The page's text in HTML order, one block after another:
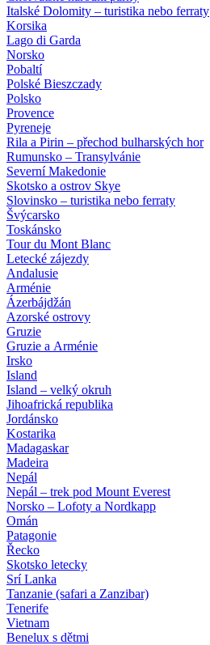
Italské Dolomity – turistika nebo ferraty
Korsika
Lago di Garda
Norsko
Pobaltí
Polské Bieszczady
Polsko
Provence
Pyreneje
Rila a Pirin – přechod bulharských hor
Rumunsko – Transylvánie
Severní Makedonie
Skotsko a ostrov Skye
Slovinsko – turistika nebo ferraty
Švýcarsko
Toskánsko
Tour du Mont Blanc
Letecké zájezdy
Andalusie
Arménie
Ázerbájdžán
Azorské ostrovy
Gruzie
Gruzie a Arménie
Irsko
Island
Island – velký okruh
Jihoafrická republika
Jordánsko
Kostarika
Madagaskar
Madeira
Nepál
Nepál – trek pod Mount Everest
Norsko – Lofoty a Nordkapp
Omán
Patagonie
Řecko
Skotsko letecky
Srí Lanka
Tanzanie (safari a Zanzibar)
Tenerife
Vietnam
Benelux s dětmi